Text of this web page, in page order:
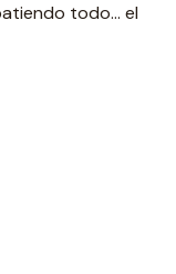
todo… el